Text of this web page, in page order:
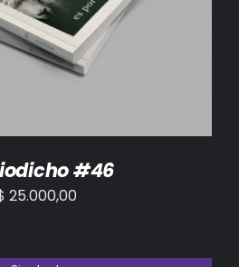
DETALLES
#46
25.000,00